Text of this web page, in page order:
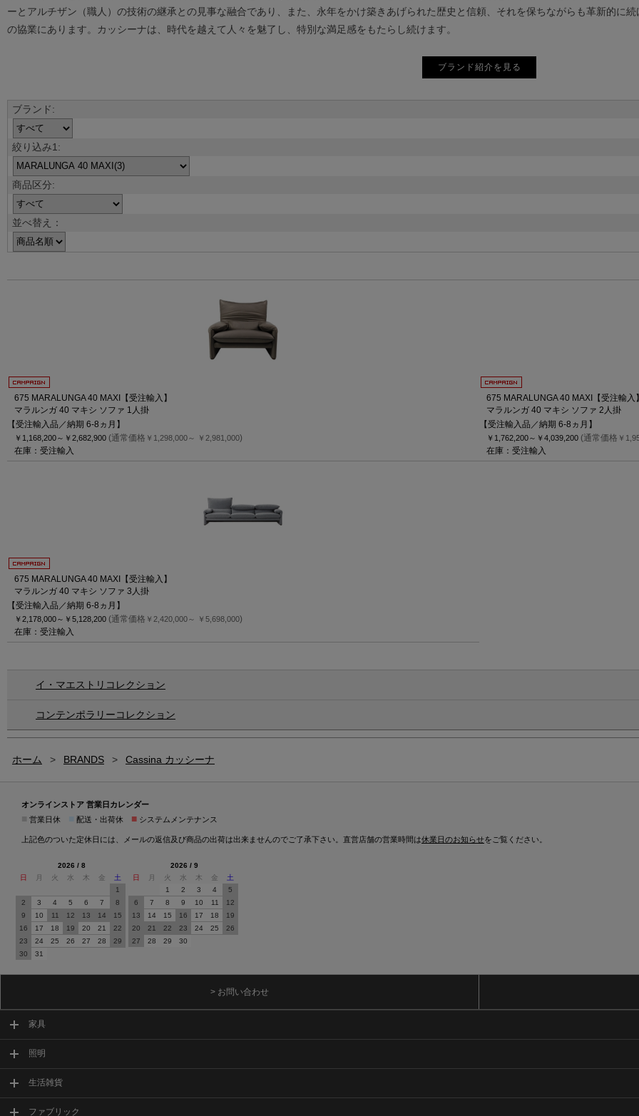
ーとアルチザン（職人）の技術の継承との見事な融合であり、また、永年をかけ築きあげられた歴史と信頼、それを保ちながらも革新的に
の協業にあります。カッシーナは、時代を越えて人々を魅了し、特別な満足感をもたらし続けます。
ブランド紹介を見る
並べ替え：
675 MARALUNGA 40 MAXI【受注輸入】
マラルンガ 40 マキシ ソファ 1人掛
【受注輸入品／納期 6-8ヵ月】
￥1,168,200～ ￥2,682,900 (通常価格 ￥1,298,000～ ￥2,981,000)
在庫：受注輸入
675 MARALUNGA 40 MAXI【受注輸入】
マラルンガ 40 マキシ ソファ 2人掛
【受注輸入品／納期 6-8ヵ月】
￥1,762,200～ ￥4,039,200 (通常価格 ￥
在庫：受注輸入
675 MARALUNGA 40 MAXI【受注輸入】
マラルンガ 40 マキシ ソファ 3人掛
【受注輸入品／納期 6-8ヵ月】
￥2,178,000～ ￥5,128,200 (通常価格 ￥2,420,000～ ￥5,698,000)
在庫：受注輸入
イ・マエストリコレクション
コンテンポラリーコレクション
ホーム > BRANDS > Cassina カッシーナ
オンラインストア 営業日カレンダー
営業日休 配送・出荷休 ■ システムメンテナンス
上記色のついた定休日には、メールの返信及び商品の出荷は出来ませんのでご了承下さい。直営店舗の営業時間は休業日のお知らせをご覧ください。
2026 / 8
日
月 火 水 木 金
土
1
2
3 4 5 6 7
8
9
10 11 12 13 14
15
16
17 18 19 20 21
22
23
24 25 26 27 28
29
30
31
2026 / 9
日
月 火 水 木 金
土
1
2 3 4
5
6
7 8 9 10 11
12
13
14 15 16 17 18
19
20
21 22 23 24 25
26
27
28 29 30
> お問い合わせ
家具
照明
生活雑貨
ファブリック